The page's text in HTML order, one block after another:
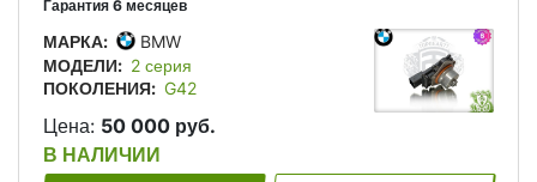
Гарантия 6 месяцев
МАРКА:
BMW
МОДЕЛИ: 2 серия
ПОКОЛЕНИЯ: G42
Цена: 50 000 руб.
В НАЛИЧИИ